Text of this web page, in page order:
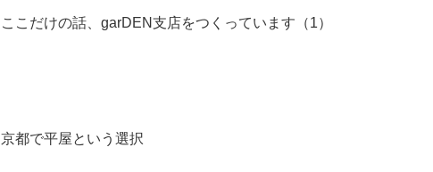
ここだけの話、garDEN支店をつくっています（1）
京都で平屋という選択